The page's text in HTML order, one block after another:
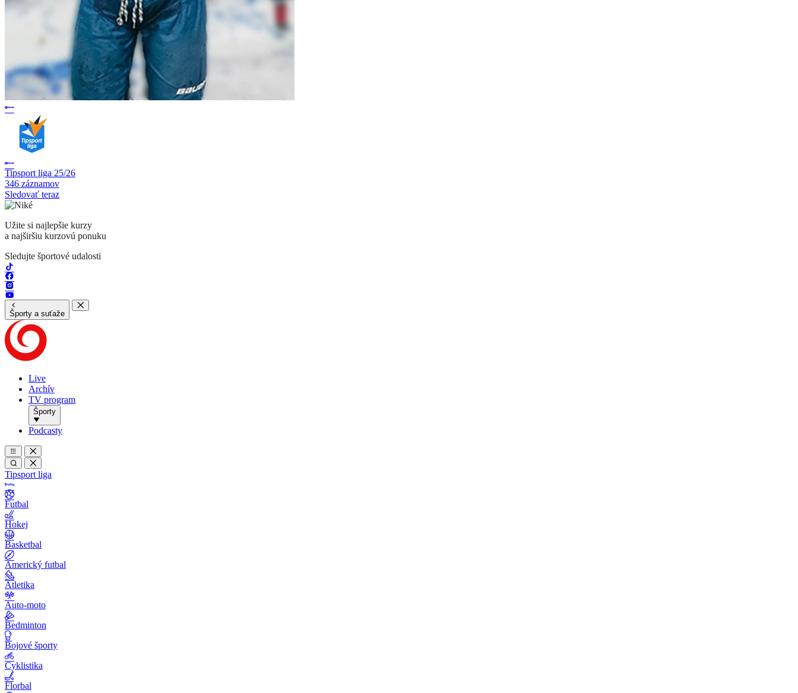
Tipsport liga 25/26
346 záznamov
Sledovať teraz
Užite si najlepšie kurzy
a najširšiu kurzovú ponuku
Sledujte športové udalosti
Športy a suťaže
Live
Archív
TV program
Športy
Podcasty
Tipsport liga
Futbal
Hokej
Basketbal
Americký futbal
Atletika
Auto-moto
Bedminton
Bojové športy
Cyklistika
Florbal